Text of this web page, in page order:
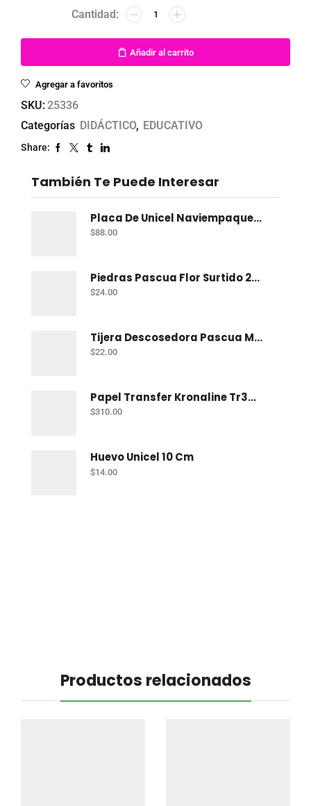
Añadir al carrito
Agregar a favoritos
SKU:25336
Categorías DIDÁCTICO, EDUCATIVO
Share:
También Te Puede Interesar
Placa De Unicel Naviempaques 100X100X2 Cm
$88.00
Piedras Pascua Flor Surtido 2Gpa
$24.00
Tijera Descosedora Pascua Mango Plastico
$22.00
Papel Transfer Kronaline Tr305 Telas Obscuras Con 10
$310.00
Huevo Unicel 10 Cm
$14.00
Productos relacionados